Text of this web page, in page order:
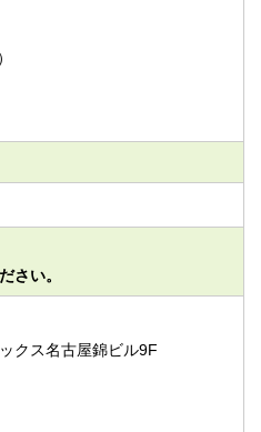
さい。
クス名古屋錦ビル9F